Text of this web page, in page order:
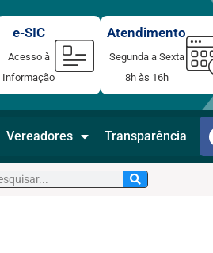
Atendimento
Segunda a Sexta
8h às 16h
e-SIC
Acesso à
Informação
Vereadores Transparência